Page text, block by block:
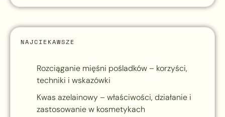
NAJCIEKAWSZE
Rozciąganie mięśni pośladków – korzyści,
techniki i wskazówki
Kwas azelainowy – właściwości, działanie i
zastosowanie w kosmetykach